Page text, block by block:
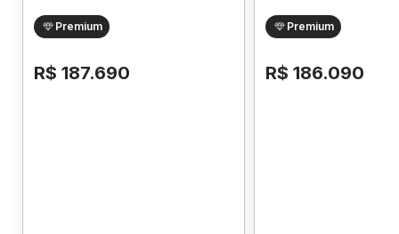
Premium
R$ 187.690
Premium
R$ 186.090